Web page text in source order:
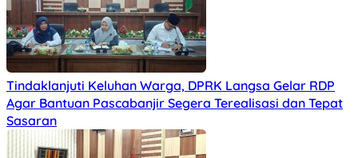
Tindaklanjuti Keluhan Warga, DPRK Langsa Gelar RDP
Agar Bantuan Pascabanjir Segera Terealisasi dan Tepat
Sasaran